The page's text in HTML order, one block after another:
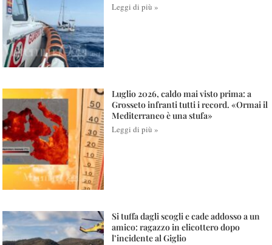
Leggi di più »
Luglio 2026, caldo mai visto prima: a
Grosseto infranti tutti i record. «Ormai il
Mediterraneo è una stufa»
Leggi di più »
Si tuffa dagli scogli e cade addosso a un
amico: ragazzo in elicottero dopo
l’incidente al Giglio